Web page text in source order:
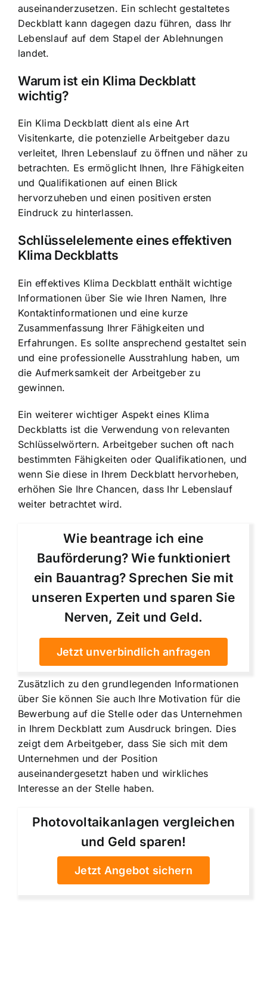
auseinanderzusetzen. Ein schlecht gestaltetes
Deckblatt kann dagegen dazu führen, dass Ihr
Lebenslauf auf dem Stapel der Ablehnungen
landet.
Warum ist ein Klima Deckblatt
wichtig?
Ein Klima Deckblatt dient als eine Art
Visitenkarte, die potenzielle Arbeitgeber dazu
verleitet, Ihren Lebenslauf zu öffnen und näher zu
betrachten. Es ermöglicht Ihnen, Ihre Fähigkeiten
und Qualifikationen auf einen Blick
hervorzuheben und einen positiven ersten
Eindruck zu hinterlassen.
Schlüsselelemente eines effektiven
Klima Deckblatts
Ein effektives Klima Deckblatt enthält wichtige
Informationen über Sie wie Ihren Namen, Ihre
Kontaktinformationen und eine kurze
Zusammenfassung Ihrer Fähigkeiten und
Erfahrungen. Es sollte ansprechend gestaltet sein
und eine professionelle Ausstrahlung haben, um
die Aufmerksamkeit der Arbeitgeber zu
gewinnen.
Ein weiterer wichtiger Aspekt eines Klima
Deckblatts ist die Verwendung von relevanten
Schlüsselwörtern. Arbeitgeber suchen oft nach
bestimmten Fähigkeiten oder Qualifikationen, und
wenn Sie diese in Ihrem Deckblatt hervorheben,
erhöhen Sie Ihre Chancen, dass Ihr Lebenslauf
weiter betrachtet wird.
Wie beantrage ich eine
Bauförderung? Wie funktioniert
ein Bauantrag? Sprechen Sie mit
unseren Experten und sparen Sie
Nerven, Zeit und Geld.
Jetzt unverbindlich anfragen
Zusätzlich zu den grundlegenden Informationen
über Sie können Sie auch Ihre Motivation für die
Bewerbung auf die Stelle oder das Unternehmen
in Ihrem Deckblatt zum Ausdruck bringen. Dies
zeigt dem Arbeitgeber, dass Sie sich mit dem
Unternehmen und der Position
auseinandergesetzt haben und wirkliches
Interesse an der Stelle haben.
Photovoltaikanlagen vergleichen
und Geld sparen!
Jetzt Angebot sichern